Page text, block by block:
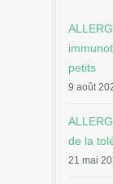
petits
9 août
de la
21 mai